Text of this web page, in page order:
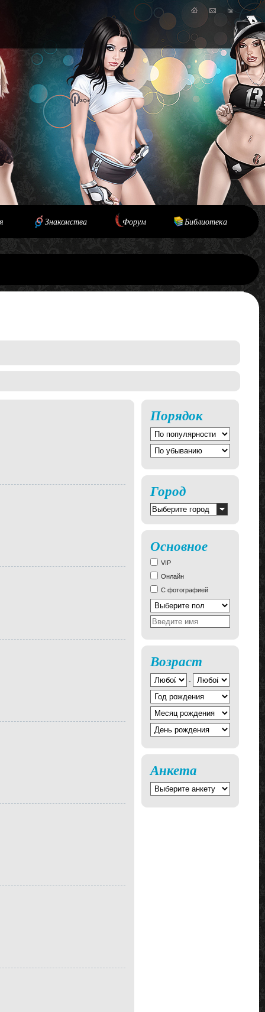
Знакомства Форум Библиотека
Порядок
Город
Основное
VIP
Онлайн
С фотографией
Возраст
-
Анкета